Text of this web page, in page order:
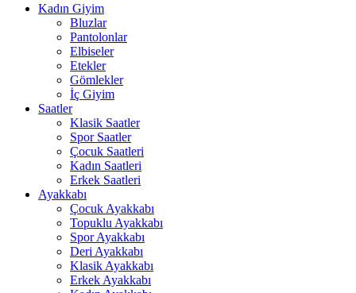
Kadın Giyim
Bluzlar
Pantolonlar
Elbiseler
Etekler
Gömlekler
İç Giyim
Saatler
Klasik Saatler
Spor Saatler
Çocuk Saatleri
Kadın Saatleri
Erkek Saatleri
Ayakkabı
Çocuk Ayakkabı
Topuklu Ayakkabı
Spor Ayakkabı
Deri Ayakkabı
Klasik Ayakkabı
Erkek Ayakkabı